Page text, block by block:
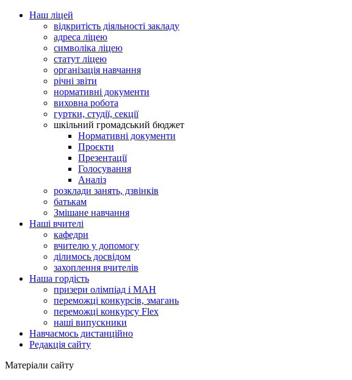
Наш ліцей
відкритість діяльності закладу
адреса ліцею
символіка ліцею
статут ліцею
організація навчання
річні звіти
нормативні документи
виховна робота
гуртки, студії, секції
шкільний громадський бюджет
Нормативні документи
Проєкти
Презентації
Голосування
Аналіз
розклади занять, дзвінків
батькам
Змішане навчання
Наші вчителі
кафедри
вчителю у допомогу
ділимось досвідом
захоплення вчителів
Наша гордість
призери олімпіад і МАН
переможці конкурсів, змагань
переможці конкурсу Flex
наші випускники
Навчаємось дистанційно
Редакція сайту
Матеріали сайту